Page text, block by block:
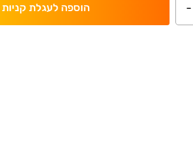
- הוספה לעגלת קניות